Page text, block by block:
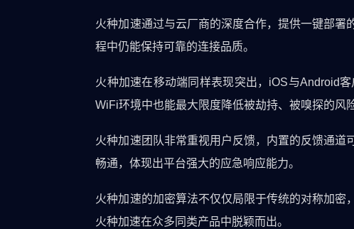
火种加速通过与云厂商的深度合作，提供一键部
程中仍能保持可靠的连接品质。
火种加速在移动端同样表现突出，iOS与Android
WiFi环境中也能最大限度降低被劫持、被嗅探的风险
火种加速团队非常重视用户反馈，内置的反馈通
畅通，体现出平台强大的应急响应能力。
火种加速的加密算法不仅仅局限于传统的对称加
火种加速在众多同类产品中脱颖而出。